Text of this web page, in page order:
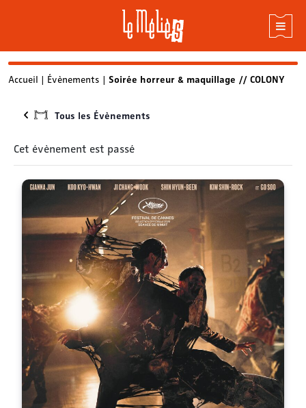
Skip
content
Accueil | Évènements | Soirée horreur & maquillage // COLONY
Tous les Évènements
Cet évènement est passé